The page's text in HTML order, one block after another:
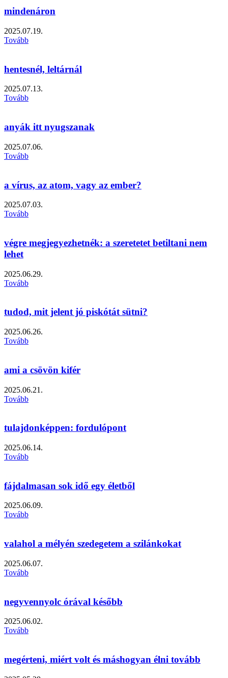
mindenáron
2025.07.19.
Tovább
hentesnél, leltárnál
2025.07.13.
Tovább
anyák itt nyugszanak
2025.07.06.
Tovább
a vírus, az atom, vagy az ember?
2025.07.03.
Tovább
végre megjegyezhetnék: a szeretetet betiltani nem
lehet
2025.06.29.
Tovább
tudod, mit jelent jó piskótát sütni?
2025.06.26.
Tovább
ami a csövön kifér
2025.06.21.
Tovább
tulajdonképpen: fordulópont
2025.06.14.
Tovább
fájdalmasan sok idő egy életből
2025.06.09.
Tovább
valahol a mélyén szedegetem a szilánkokat
2025.06.07.
Tovább
negyvennyolc órával később
2025.06.02.
Tovább
megérteni, miért volt és máshogyan élni tovább